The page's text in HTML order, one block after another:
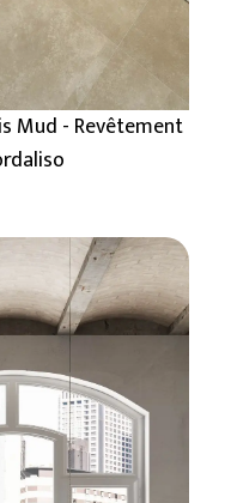
Mud - Revêtement